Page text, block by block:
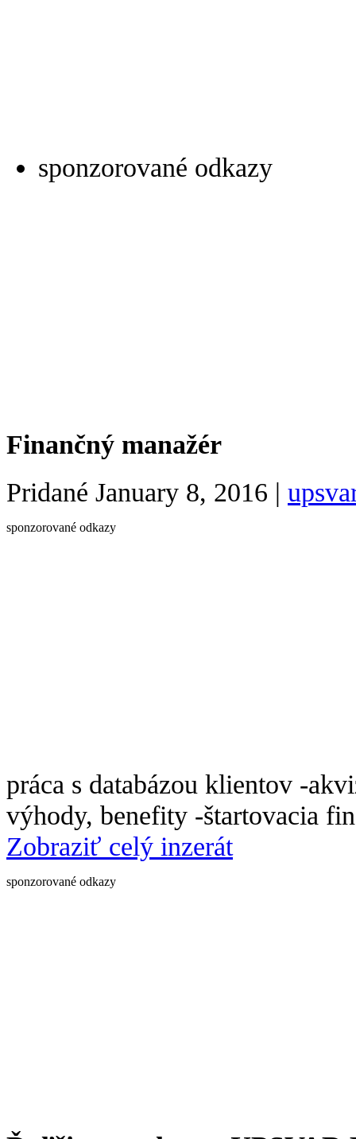
sponzorované odkazy
Finančný manažér
Pridané January 8, 2016 |
sponzorované odkazy
práca s databázou klientov -
výhody, benefity -štartovacia
Zobraziť celý inzerát
sponzorované odkazy